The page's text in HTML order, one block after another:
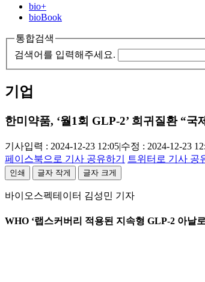
bio+
bioBook
통합검색
검색어를 입력해주세요.
기업
한미약품, ‘월1회 GLP-2’ 희귀질환 “국
기사입력 : 2024-12-23 12:05|수정 : 2024-12-23
페이스북으로 기사 공유하기
트위터로 기사 공
인쇄 글자 작게 글자 크게
바이오스펙테이터 김성민 기자
WHO ‘랩스커버리 적용된 지속형 GLP-2 아날